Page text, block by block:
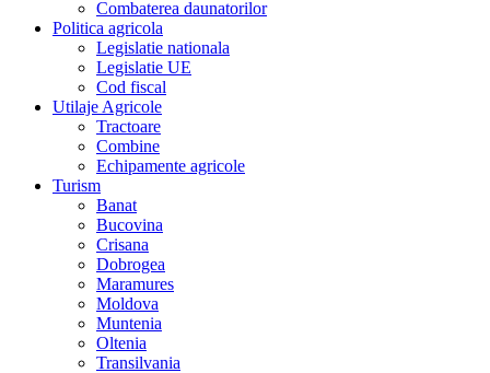
Combaterea daunatorilor
Politica agricola
Legislatie nationala
Legislatie UE
Cod fiscal
Utilaje Agricole
Tractoare
Combine
Echipamente agricole
Turism
Banat
Bucovina
Crisana
Dobrogea
Maramures
Moldova
Muntenia
Oltenia
Transilvania